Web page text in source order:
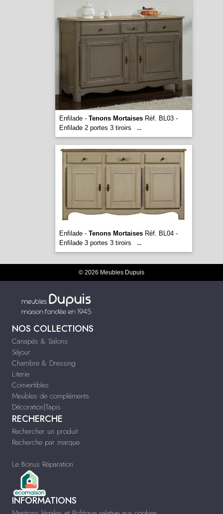
Enfilade - Tenons MortaisesRéf. BL03 -
Enfilade 2 portes 3 tiroirs
...
Enfilade - Tenons MortaisesRéf. BL04 -
Enfilade 3 portes 3 tiroirs
...
© 2026 Meubles Dupuis
NOS COLLECTIONS
Canapés & Salons
Séjour
Chambre & Dressing
Literie
Convertibles
Meubles de compléments
Décoration|Tapis
RECHERCHE
Rechercher un produit
Recherche par marque
Le Bonus Réparation
INFORMATIONS